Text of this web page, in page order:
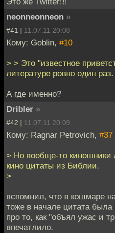
neonneonneon »
#41 | 11.07.11 20:08
Кому: Goblin, #10
> > Это "известное
литературе ровно один раз.
А где именно?
Dribler »
#42 | 11.07.11 20:09
Кому: Ragnar Petrovich, #37
> Но вообще-то киношники
кино цитаты из Библии.
>
вспомнил, что в кошмаре
тоже в начале цитата была
про то, как "объял ужас и
впечатлило.